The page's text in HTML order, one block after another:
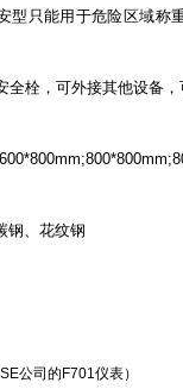
型只能用于危险区域称
，可外接其他设备，
钢、花纹钢
公司的F701仪表）